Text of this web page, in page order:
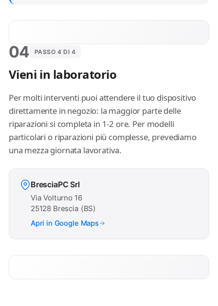
04 PASSO 4 DI 4
Vieni in laboratorio
Per molti interventi puoi attendere il tuo dispositivo
direttamente in negozio: la maggior parte delle
riparazioni si completa in 1-2 ore. Per modelli
particolari o riparazioni più complesse, prevediamo
una mezza giornata lavorativa.
BresciaPC Srl
Via Volturno 16
25128 Brescia (BS)
Apri in Google Maps